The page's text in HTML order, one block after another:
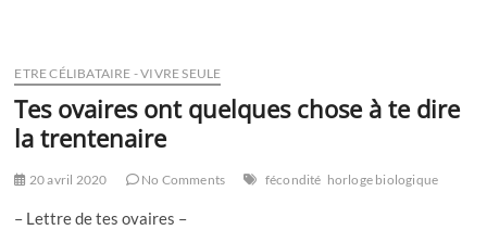
ETRE CÉLIBATAIRE - VIVRE SEULE
Tes ovaires ont quelques chose à te dire
la trentenaire
20 avril 2020 No Comments fécondité horloge biologique
– Lettre de tes ovaires –